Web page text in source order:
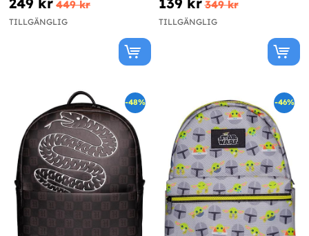
449 kr
TILLGÄNGLIG
349 kr
TILLGÄNGLIG
-48% -46%